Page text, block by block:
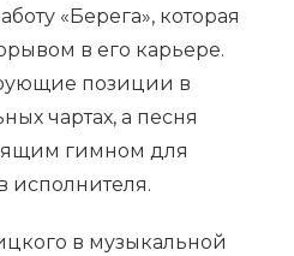
«Берега», которая
в его карьере.
позиции в
чартах, а песня
гимном для
исполнителя.
в музыкальной